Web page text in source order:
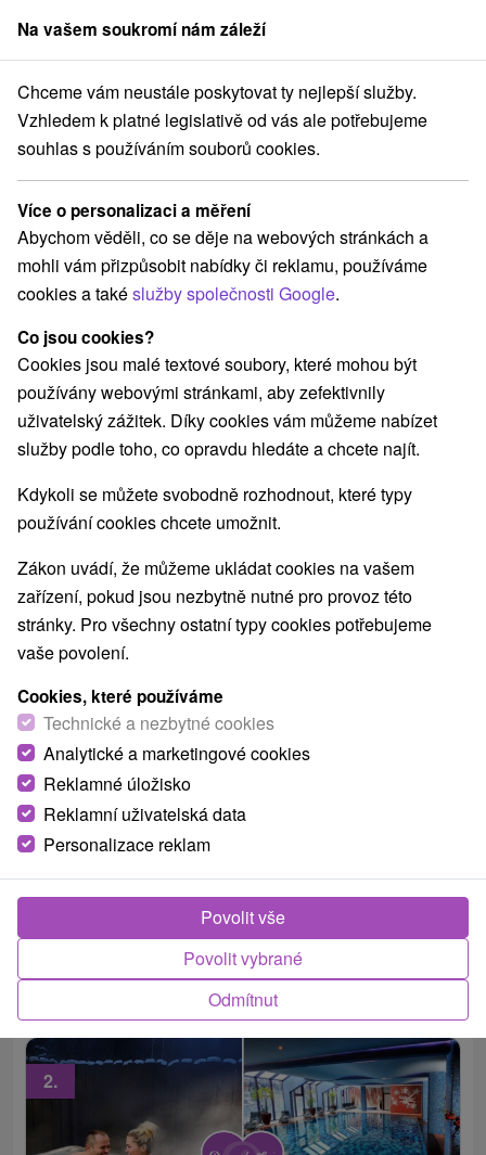
člen skupinySorger
Pobyty na Slovensku Romantický víkend pro dva Jasná
Romantický víkend pro dva Jasná
Kategorie
Všechny kategorie
Pobyty v akci(14)
Wellness pobyty(17) Víkendové pobyty(21)
Romantické pobyty
Rodinné pobyty(20)
Vyberte lokalitu nebo termín
Nejprodávanější
1.
Adults Friendly Hotel Tri Studničky: Wellness
s horskou pláží, lanovky, skipasy & Fast Pass
v ceně
Od 1 Noci
Snídaně, Polopenze
Užijte si pobyt a získejte skipasy/lístky na lanovky
do středisek Jasná a Vysoké Tatry a vstupy do
vodních parků pro každou osobu (počet...
2.
Na vašem soukromí nám záleží
Chceme vám neustále poskytovat ty nejlepší služby.
Vzhledem k platné legislativě od vás ale potřebujeme
souhlas s používáním souborů cookies.
Více o personalizaci a měření
Abychom věděli, co se děje na webových stránkách a
mohli vám přizpůsobit nabídky či reklamu, používáme
cookies a takéslužby společnosti Google.
Co jsou cookies?
Cookies jsou malé textové soubory, které mohou být
používány webovými stránkami, aby zefektivnily
uživatelský zážitek. Díky cookies vám můžeme nabízet
služby podle toho, co opravdu hledáte a chcete najít.
Kdykoli se můžete svobodně rozhodnout, které typy
používání cookies chcete umožnit.
Zákon uvádí, že můžeme ukládat cookies na vašem
zařízení, pokud jsou nezbytně nutné pro provoz této
stránky. Pro všechny ostatní typy cookies potřebujeme
vaše povolení.
Cookies, které používáme
Technické a nezbytné cookies
Analytické a marketingové cookies
Reklamné úložisko
Reklamní uživatelská data
Personalizace reklam
Odmítnut
Povolit vybrané
Povolit vše